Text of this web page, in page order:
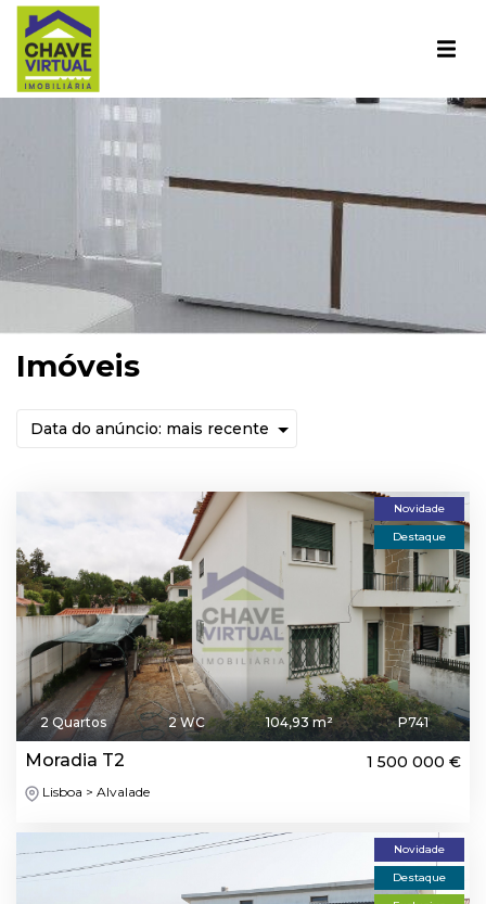
Imóveis
Novidade
Destaque
2 Quartos 2 WC 104,93 m² P741
Moradia T2 1 500 000 €
Lisboa > Alvalade
Novidade
Destaque